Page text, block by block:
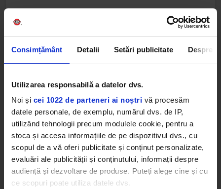
Consimțământ Detalii Setări publicitate Despre
Utilizarea responsabilă a datelor dvs.
Noi și cei 1022 de parteneri ai noștri vă procesăm
datele personale, de exemplu, numărul dvs. de IP,
utilizând tehnologii precum modulele cookie, pentru a
stoca și accesa informațiile de pe dispozitivul dvs., cu
scopul de a vă oferi publicitate și conținut personalizate,
evaluări ale publicității și conținutului, informații despre
audiență și dezvoltare de produse. Puteți alege cine și cu
ce scopuri poate utiliza datele dvs.
Nu mai este un secret pentru nimeni viteza cu
careBusta Rhymesreușește să pronunțe
cuvintele. Datorită acestei performanțe, artistul a
reușit, în anul 2000, să intre înCartea
Recordurilor.Busta Rhymes a fost artistulcare
putea să pronunțe cele mai multe silabe pe